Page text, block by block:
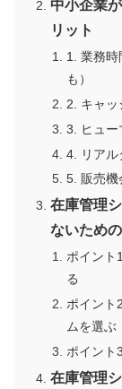
中小企業
リット
1. 業務時
も）
2. キャッ
3. ヒュー
4. リアル
5. 販売機
在庫管理
ないため
ポイント
る
ポイント
ムを選ぶ
ポイント
在庫管理